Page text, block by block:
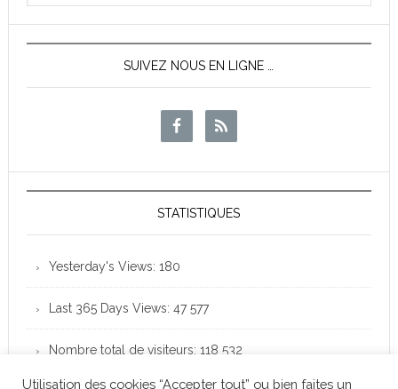
News
SUIVEZ NOUS EN LIGNE …
STATISTIQUES
Yesterday's Views: 180
Last 365 Days Views: 47 577
Nombre total de visiteurs: 118 532
Utilisation des cookies “Accepter tout” ou bien faites un